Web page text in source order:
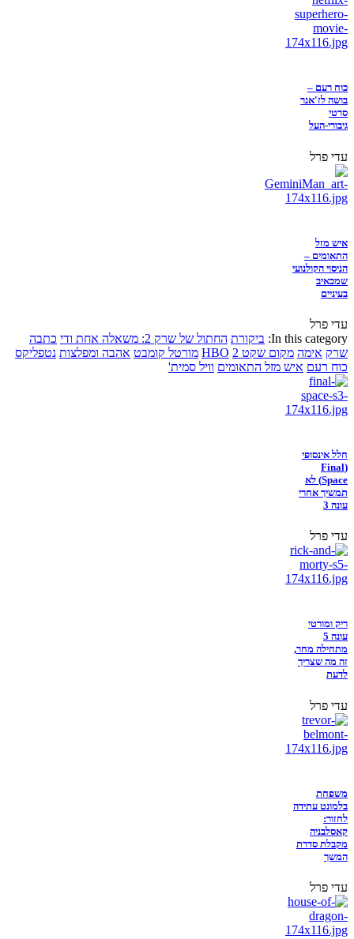
כוח רעם –
בושה לז'אנר
סרטי
גיבורי-העל
עדי פרל
איש מזל
התאומים –
הניסוי הקולנועי
שמכאיב
בעיניים
עדי פרל
In this category: ביקורת החתול של שרק 2: משאלה אחת ודי
כתבה
שרק אימה מקום שקט 2 HBO מורטל קומבט אהבה ומפלצות נטפליקס
כוח רעם איש מזל התאומים וויל סמית'
חלל אינסופי
(Final
Space) לא
תמשיך אחרי
עונה 3
עדי פרל
ריק ומורטי
עונה 5
מתחילה מחר,
זה מה שצריך
לדעת
עדי פרל
משפחת
בלמונט עתידה
לחזור:
קאסלבניה
מקבלת סדרת
המשך
עדי פרל